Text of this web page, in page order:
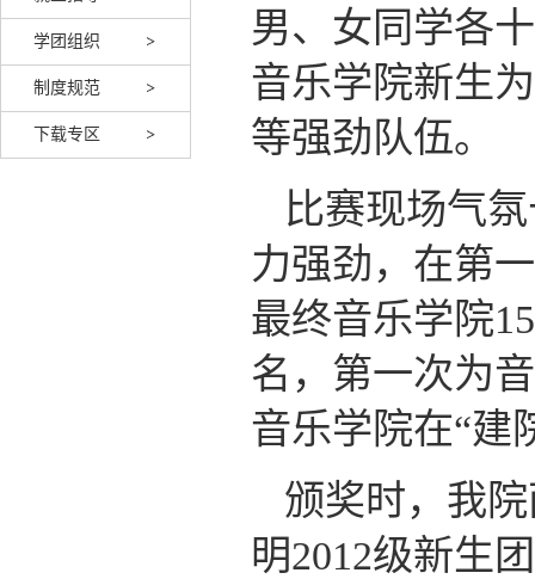
学团组织
制度规范
下载专区
男、女同学各
音乐学院新生
等强劲队伍。
比赛现场气
力强劲，在第
最终音乐学院
名，第一次为
音乐学院在“建
颁奖时，我
明2012级新生